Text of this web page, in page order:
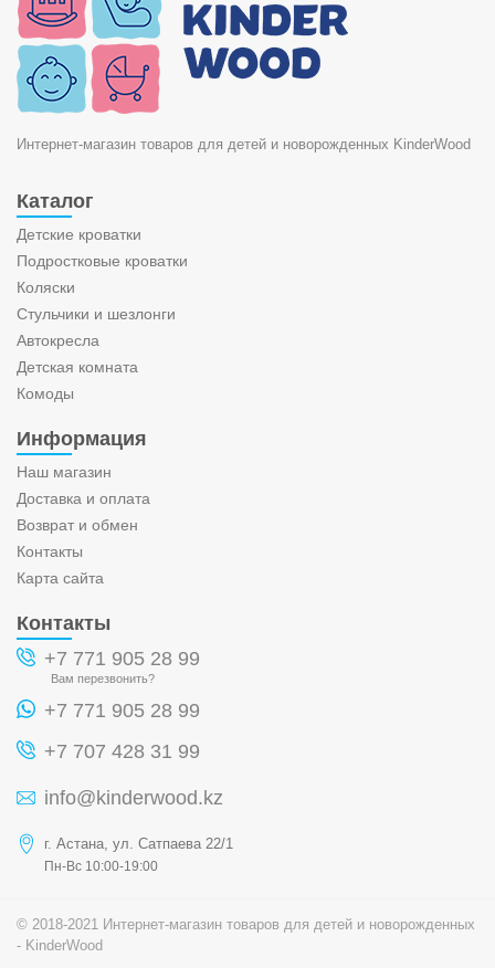
Интернет-магазин товаров для детей и новорожденных KinderWood
Каталог
Детские кроватки
Подростковые кроватки
Коляски
Стульчики и шезлонги
Автокресла
Детская комната
Комоды
Информация
Наш магазин
Доставка и оплата
Возврат и обмен
Контакты
Карта сайта
Контакты
+7 771 905 28 99
Вам перезвонить?
+7 771 905 28 99
+7 707 428 31 99
info@kinderwood.kz
г. Астана, ул. Сатпаева 22/1
Пн-Вс 10:00-19:00
© 2018-2021 Интернет-магазин товаров для детей и новорожденных
- KinderWood